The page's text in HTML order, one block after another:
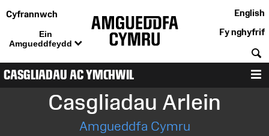
Cyfrannwch
Ein
Amgueddfeydd
English
Fy nghyfrif
CASGLIADAU AC YMCHWIL
Casgliadau Arlein
Amgueddfa Cymru